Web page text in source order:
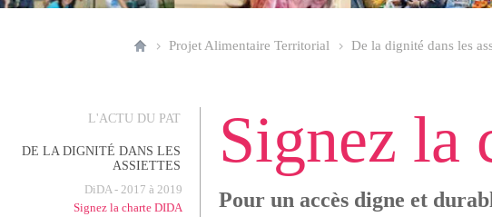
Projet Alimentaire Territorial De la dignité dans les
L'ACTU DU PAT
DE LA DIGNITÉ DANS LES
ASSIETTES
DiDA - 2017 à 2019
Signez la charte DIDA
Signez la
Pour un accès digne et